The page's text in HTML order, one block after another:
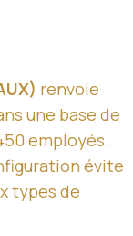
renvoie
une base de
employés.
évite
types de